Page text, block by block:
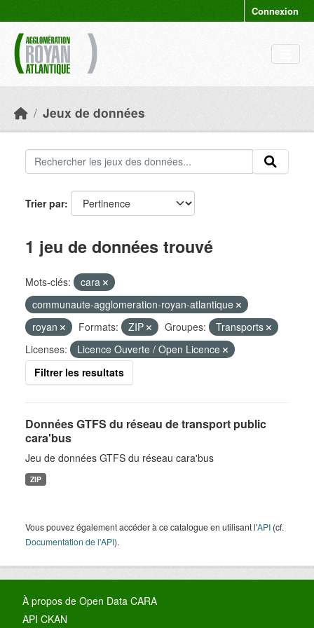
Connexion
Jeux de données
Trier par
1 jeu de données trouvé
Mots-clés:
cara
communaute-agglomeration-royan-atlantique
royan
Formats: ZIP Groupes:
Transports
Licenses:
Licence Ouverte / Open Licence
Filtrer les resultats
Données GTFS du réseau de transport public
cara'bus
Jeu de données GTFS du réseau cara'bus
ZIP
Vous pouvez également accéder à ce catalogue en utilisant l'API (cf.
Documentation de l'API).
À propos de Open Data CARA
API CKAN